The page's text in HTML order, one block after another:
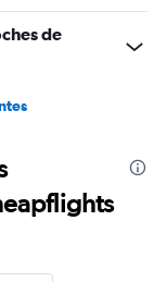
de